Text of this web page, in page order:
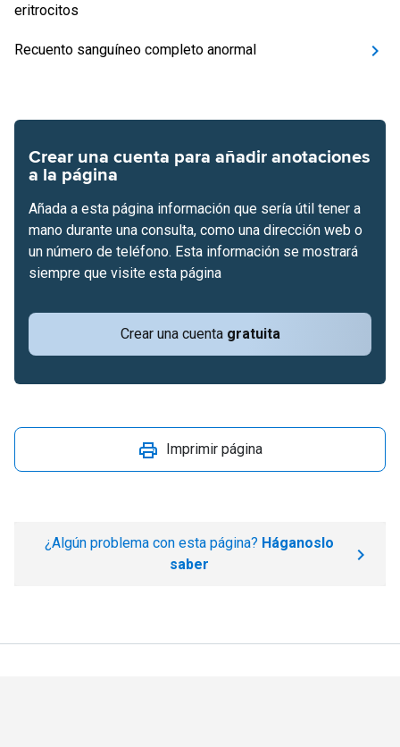
eritrocitos
Recuento sanguíneo completo anormal
Crear una cuenta para añadir anotaciones
a la página
Crear una cuenta gratuita
Añada a esta página información que sería útil tener a
mano durante una consulta, como una dirección web o
un número de teléfono. Esta información se mostrará
siempre que visite esta página
Imprimir página
¿Algún problema con esta página? Háganoslo
saber